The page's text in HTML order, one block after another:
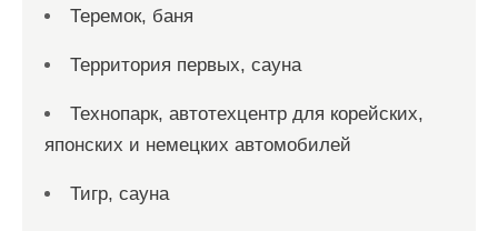
Теремок, баня
Территория первых, сауна
Технопарк, автотехцентр для корейских,
японских и немецких автомобилей
Тигр, сауна